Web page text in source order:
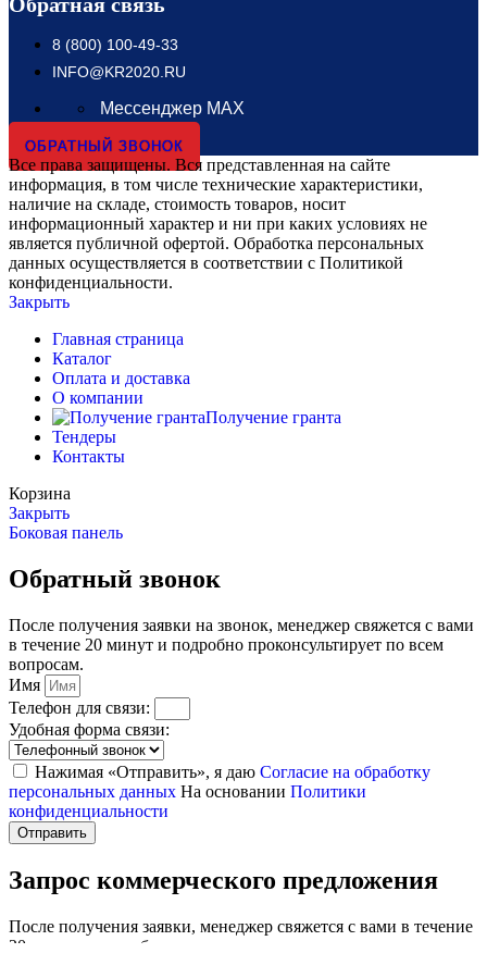
8 (800) 100-49-33
INFO@KR2020.RU
Мессенджер MAX
ОБРАТНЫЙ ЗВОНОК
Все права защищены. Вся представленная на сайте
информация, в том числе технические характеристики,
наличие на складе, стоимость товаров, носит
информационный характер и ни при каких условиях не
является публичной офертой. Обработка персональных
данных осуществляется в соответствии с Политикой
конфиденциальности.
Закрыть
Главная страница
Каталог
Оплата и доставка
О компании
Получение гранта
Тендеры
Контакты
Корзина
Закрыть
Боковая панель
Обратный звонок
После получения заявки на звонок, менеджер свяжется с вами
в течение 20 минут и подробно проконсультирует по всем
вопросам.
Имя
Телефон для связи:
Удобная форма связи:
Нажимая «Отправить», я даю Согласие на обработку
персональных данных На основании Политики
конфиденциальности
Отправить
Запрос коммерческого предложения
После получения заявки, менеджер свяжется с вами в течение
20 минут и подробно проконсультирует по всем вопросам.